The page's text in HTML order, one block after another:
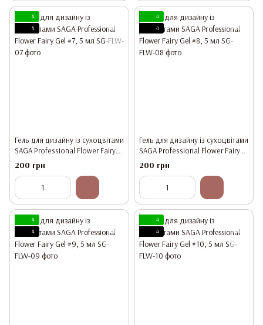
4
4
Гель для дизайну із сухоцвітами
SAGA Professional Flower Fairy
Gel #7, 5 мл
200 грн
4
4
Гель для дизайну із сухоцвітами
SAGA Professional Flower Fairy
Gel #8, 5 мл
200 грн
4
4
4
4